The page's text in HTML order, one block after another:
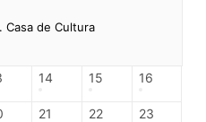
Casa de Cultura
14 15 16
21 22 23